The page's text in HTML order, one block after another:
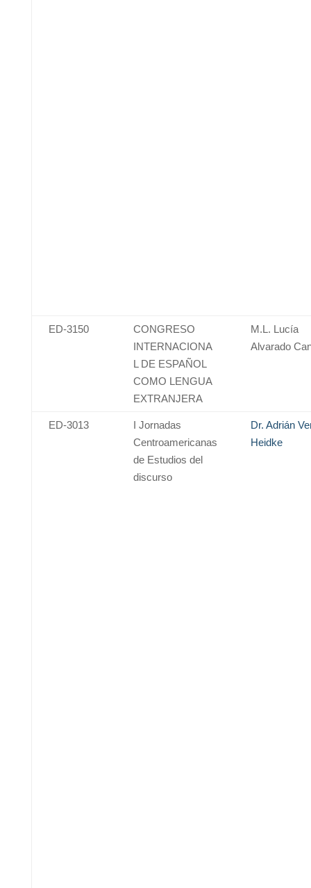
ED-3150
CONGRESO
INTERNACIONA
L DE ESPAÑOL
COMO LENGUA
EXTRANJERA
M.L. Lucía
Alvarado
ED-3013
I Jornadas
Centroamericanas
de Estudios del
discurso
Dr. Adrián
Heidke